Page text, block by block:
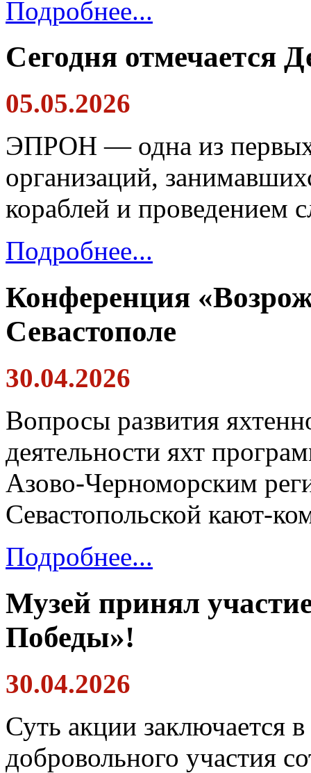
Подробнее...
Сегодня отмечается
05.05.2026
ЭПРОН — одна из
организаций,
кораблей и проведением
Подробнее...
Конференция
Севастополе
30.04.2026
Вопросы развития
деятельности яхт
Азово‑Черноморским
Севастопольской кают-
Подробнее...
Музей принял
Победы»!
30.04.2026
Суть акции заключается
добровольного участия